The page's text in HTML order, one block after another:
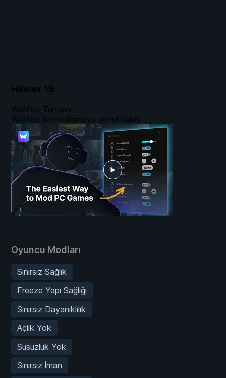
Hileler 15
Oyuncu Modları
Sınırsız Sağlık
Freeze Yapı Sağlığı
Sınırsız Dayanıklılık
Açlık Yok
Susuzluk Yok
Sınırsız İman
WeMod Tanıtımı
WeMod ile modlamaya genel bakış